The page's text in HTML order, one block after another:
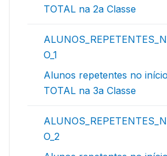
TOTAL na 2a Classe
O_1
Alunos repetentes no
TOTAL na 3a Classe
O_2